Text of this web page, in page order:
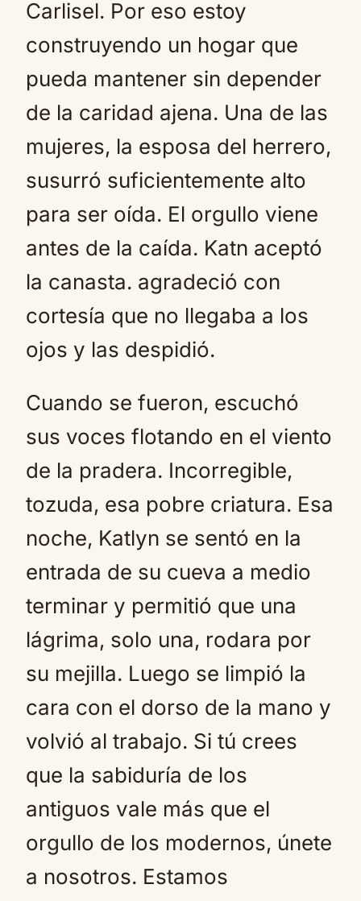
Carlisel. Por eso estoy
construyendo un hogar que
pueda mantener sin depender
de la caridad ajena. Una de las
mujeres, la esposa del herrero,
susurró suficientemente alto
para ser oída. El orgullo viene
antes de la caída. Katn aceptó
la canasta. agradeció con
cortesía que no llegaba a los
ojos y las despidió.
Cuando se fueron, escuchó
sus voces flotando en el viento
de la pradera. Incorregible,
tozuda, esa pobre criatura. Esa
noche, Katlyn se sentó en la
entrada de su cueva a medio
terminar y permitió que una
lágrima, solo una, rodara por
su mejilla. Luego se limpió la
cara con el dorso de la mano y
volvió al trabajo. Si tú crees
que la sabiduría de los
antiguos vale más que el
orgullo de los modernos, únete
a nosotros. Estamos